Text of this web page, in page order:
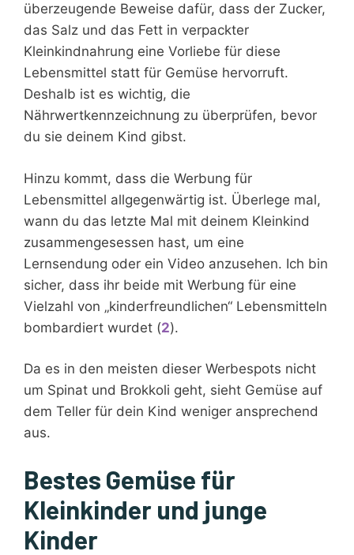
überzeugende Beweise dafür, dass der Zucker,
das Salz und das Fett in verpackter
Kleinkindnahrung eine Vorliebe für diese
Lebensmittel statt für Gemüse hervorruft.
Deshalb ist es wichtig, die
Nährwertkennzeichnung zu überprüfen, bevor
du sie deinem Kind gibst.
Hinzu kommt, dass die Werbung für
Lebensmittel allgegenwärtig ist. Überlege mal,
wann du das letzte Mal mit deinem Kleinkind
zusammengesessen hast, um eine
Lernsendung oder ein Video anzusehen. Ich bin
sicher, dass ihr beide mit Werbung für eine
Vielzahl von „kinderfreundlichen“ Lebensmitteln
bombardiert wurdet (2).
Da es in den meisten dieser Werbespots nicht
um Spinat und Brokkoli geht, sieht Gemüse auf
dem Teller für dein Kind weniger ansprechend
aus.
Bestes Gemüse für
Kleinkinder und junge
Kinder